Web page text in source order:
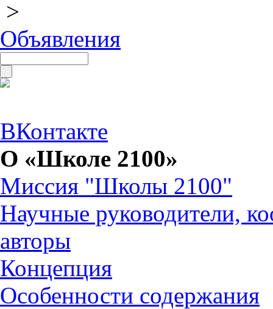
>
Объявления
ВКонтакте
О «Школе 2100»
Миссия "Школы 2100"
Научные руководители,
авторы
Концепция
Особенности содержания